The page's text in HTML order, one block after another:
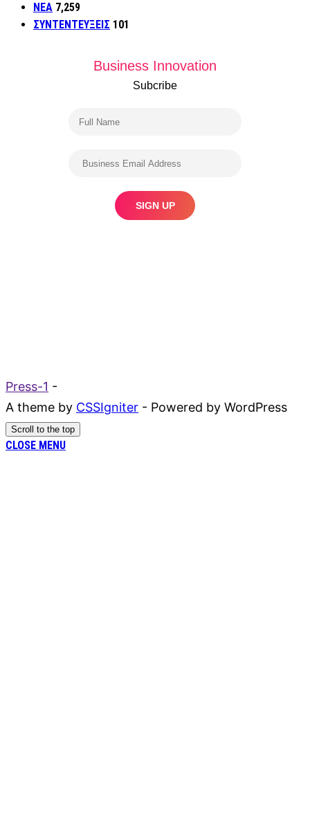
ΝΕΑ 7,259
ΣΥΝΤΕΝΤΕΥΞΕΙΣ 101
Business Innovation
Subcribe
Press-1 -
A theme by CSSIgniter - Powered by WordPress
Scroll to the top
CLOSE MENU